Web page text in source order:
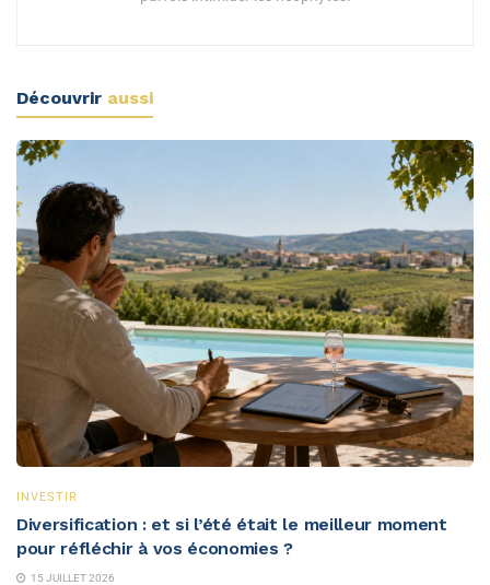
Découvrir aussi
INVESTIR
Diversification : et si l’été était le meilleur moment
pour réfléchir à vos économies ?
15 JUILLET 2026